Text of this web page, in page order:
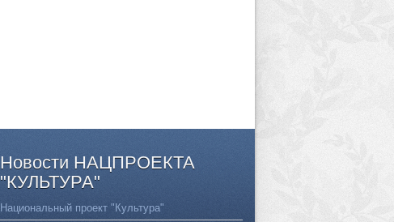
Новости НАЦПРОЕКТА
"КУЛЬТУРА"
Национальный проект "Культура"